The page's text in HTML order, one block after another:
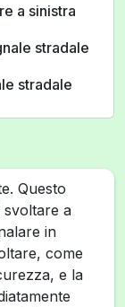
a sinistra
stradale
stradale
Questo
svoltare a
in
come
e la